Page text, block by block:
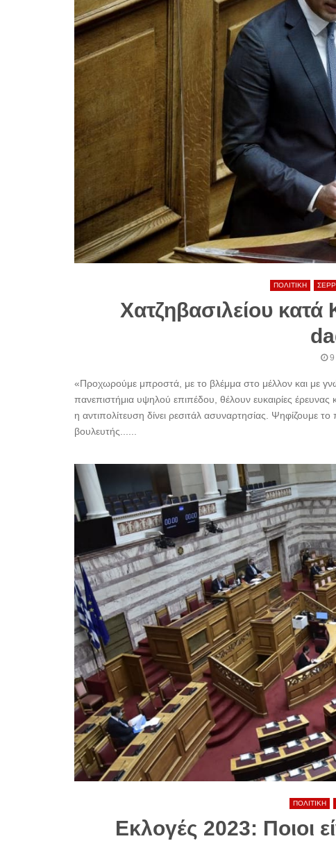
ΠΟΛΙΤΙΚΗ
Χατζηβασιλείου
9
«Προχωρούμε μπροστά, με το βλέμμα στο μέλλον και με
πανεπιστήμια υψηλού επιπέδου, θέλουν ευκαιρίες έρευνας
η αντιπολίτευση δίνει ρεσιτάλ ασυναρτησίας. Ψηφίζουμε
βουλευτής......
ΠΟΛΙΤΙΚΗ
Εκλογές 2023: Ποιοι